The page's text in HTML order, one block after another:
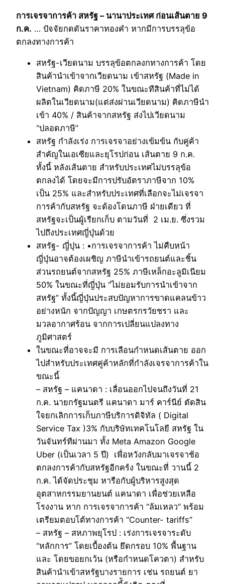
การเจรจาการค้า สหรัฐ – นานาประเทศ ก่อนเส้นตาย 9
ก.ค. … ปัจจัยกดดันราคาทองคำ หากมีการบรรลุข้อ
ตกลงทางการค้า
สหรัฐ-เวียดนาม บรรลุข้อตกลงกทางการค้า โดย
สินค้านำเข้าจากเวียดนาม เข้าสหรัฐ (Made in
Vietnam) คิดภาษี 20% ในขณะทีสินค้าที่ไม่ได้
ผลิตในเวียดนาม(แต่ส่งผ่านเวียดนาม) คิดภาษีนำ
เข้า 40% / สินค้าจากสหรัฐ ส่งไปเวียดนาม
“ปลอดภาษี”
สหรัฐ กำลังเร่ง การเจรจาอย่างเข้มข้น กับคู่ค้า
สำคัญในเอเซียและยุโรปก่อน เส้นตาย 9 ก.ค.
ทั้งนี้ หลังเส้นตาย สำหรับประเทศไม่บรรลุข้อ
ตกลงได้ โดยจะมีการปรับอัตราภาษีจาก 10%
เป็น 25% และสำหรับประเทศที่เลือกจะไม่เจรจา
การค้ากับสหรัฐ จะด้องโดนภาษี ฝ่ายเดียว ที่
สหรัฐจะเป็นผู้เรียกเก็บ ตามวันที่ 2 เม.ย. ซึ่งรวม
ไปถึงประเทศญี่ปุ่นด้วย
สหรัฐ- ญี่ปุน : •การเจรจาการค้า ไม่คืบหน้า
ญี่ปุ่นอาจต้องเผชิญ ภาษีนำเข้ารถยนต์และชิ้น
ส่วนรถยนต์จากสหรัฐ 25% ภาษีเหล็กอะลูมิเนียม
50% ในขณะที่ญี่ปุ่น “ไม่ยอมรับการนำเข้าจาก
สหรัฐ” ทั้งนี้ญี่ปุ่นประสบปัญหาการขาดแคลนข้าว
อย่างหนัก จากปัญญา เกษตรกรวัยชรา และ
มวลอากาศร้อน จากการเปลี่ยนแปลงทาง
ภูมิศาสตร์
ในขณะที่อาจจะมี การเลือนกำหนดเส้นตาย ออก
ไปสำหรับประเทศคู่ค้าหลักที่กำลังเจรจาการค้าใน
ขณะนี้
– สหรัฐ – แคนาดา : เลื่อนออกไปจนถึงวันที่ 21
ก.ค. นายกรัฐมนตรี แคนาดา มาร์ คาร์นีย์ ตัดสิน
ใจยกเลิกการเก็บภาษีบริการดิจิทัล ( Digital
Service Tax )3% กับบริษัทเทคโนโลยี สหรัฐ ใน
วันจันทร์ทีผ่านมา ทั้ง Meta Amazon Google
Uber (เป็นเวลา 5 ปี) เพื่อหวังกลับมาเจรจาช้อ
ตกลงการค้ากับสหรัฐอีกคร้ง ในขณะที่ วานนี้ 2
ก.ค. ได้จัดประชุม หารือกับผู้บริหารสูงสุด
อุตสาหกรรมยานยนต์ แคนาดา เพื่อช่วยเหลือ
โรงงาน หาก การเจรจาการค้า “ล้มเหลว” พร้อม
เตรียมตอบโต้ทางการค้า “Counter- tariffs”
– สหรัฐ – สหภาพยุโรป : เร่งการเจรจาระดับ
“หลักการ” โดยเบื้องต้น ยึดกรอบ 10% พื้นฐาน
และ โดยขอยกเว้น (หรือกำหนดโควตา) สำหรับ
สินค้านำเข้าสหรัฐบางรายการ เช่น รถยนต์ ยา